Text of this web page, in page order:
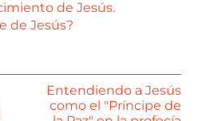
de Jesús.
de Jesús?
Entendiendo a Jesús
como el "Príncipe de